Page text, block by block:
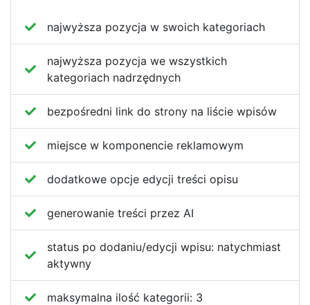
najwyższa pozycja w swoich kategoriach
najwyższa pozycja we wszystkich
kategoriach nadrzędnych
bezpośredni link do strony na liście wpisów
miejsce w komponencie reklamowym
dodatkowe opcje edycji treści opisu
generowanie treści przez AI
status po dodaniu/edycji wpisu: natychmiast
aktywny
maksymalna ilość kategorii: 3